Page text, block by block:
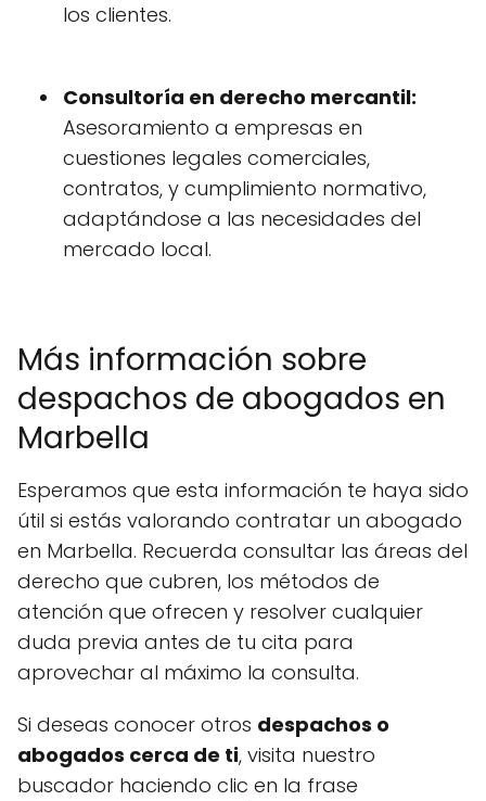
los clientes.
Consultoría en derecho mercantil:
Asesoramiento a empresas en
cuestiones legales comerciales,
contratos, y cumplimiento normativo,
adaptándose a las necesidades del
mercado local.
Más información sobre
despachos de abogados en
Marbella
Esperamos que esta información te haya sido
útil si estás valorando contratar un abogado
en Marbella. Recuerda consultar las áreas del
derecho que cubren, los métodos de
atención que ofrecen y resolver cualquier
duda previa antes de tu cita para
aprovechar al máximo la consulta.
Si deseas conocer otros despachos o
abogados cerca de ti, visita nuestro
buscador haciendo clic en la frase